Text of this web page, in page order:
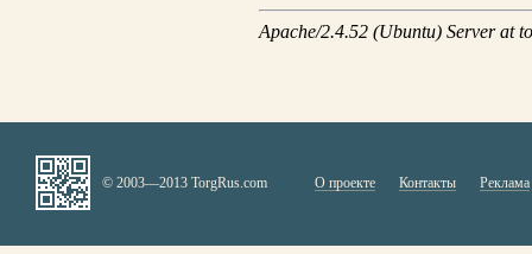
© 2003—2013 TorgRus.com О проекте Контакты Реклама